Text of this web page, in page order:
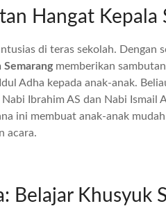
Hangat Kepala
di teras sekolah. Dengan
Semarangmemberikan
Adha kepada anak-anak.
Ibrahim AS dan Nabi Ismail
ini membuat anak-anak
acara.
Belajar Khusyuk